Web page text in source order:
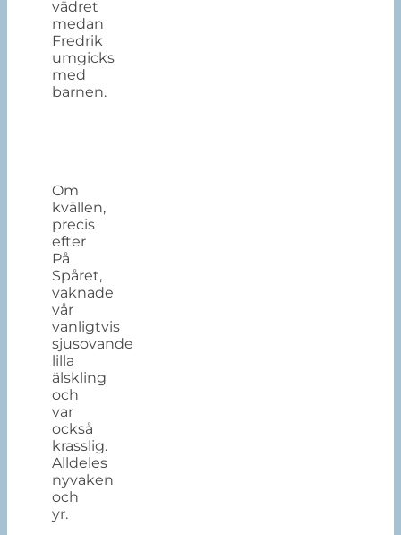
vädret
medan
Fredrik
umgicks
med
barnen.
Om
kvällen,
precis
efter
På
Spåret,
vaknade
vår
vanligtvis
sjusovande
lilla
älskling
och
var
också
krasslig.
Alldeles
nyvaken
och
yr.